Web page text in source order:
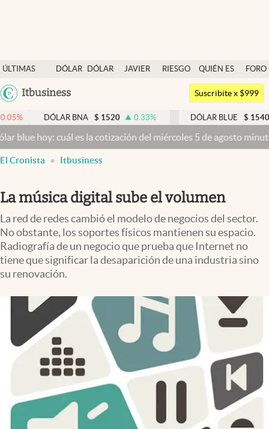
ÚLTIMAS
NOTICIAS
DÓLAR
DÓLAR
JAVIER
RIESGO
QUIÉN ES
QUIÉN
FORO
Argentina
México
Itbusiness
Dólar
Members
Economía y Política
Finanzas y Mercados
Mercados Online
Otras secciones
Apertura
Infotechnology
Clase
Mundial 2026
Eventos Corporativos
El Cronista Studio
Mediakit
Suscribite x $999
DÓLAR BNA $ 1520 0.33% DÓLAR BLUE $ 1540 -0.32
cuál es la cotización del miércoles 5 de agosto minuto a
El Cronista Itbusiness
La música digital sube el volumen
La red de redes cambió el modelo de negocios del sector.
No obstante, los soportes físicos mantienen su espacio.
Radiografía de un negocio que prueba que Internet no
tiene que significar la desaparición de una industria sino
su renovación.